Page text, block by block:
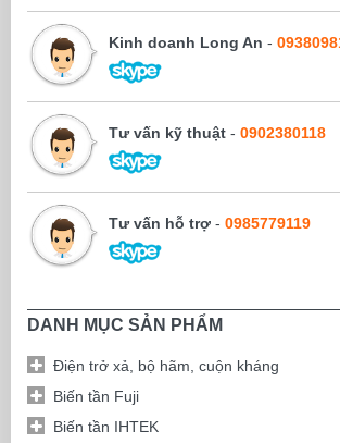
Kinh doanh Long An -
Tư vấn kỹ thuật - 0902380118
Tư vấn hỗ trợ - 0985779119
DANH MỤC SẢN PHẨM
Điện trở xả, bộ hãm, cuộn kháng
Biến tần Fuji
Biến tần IHTEK